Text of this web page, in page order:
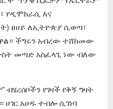
የዲሞክራሲ እና
ፀሀይ ለኢትዮጵያ ሲወጣ፣
ችግሩን አብረው ተሸክመው
መጣድ አስፈላጊ ነው ብለው
የገዛች የቅኝ ግዛት
አሀዱ ተብሎ ሲገነባ